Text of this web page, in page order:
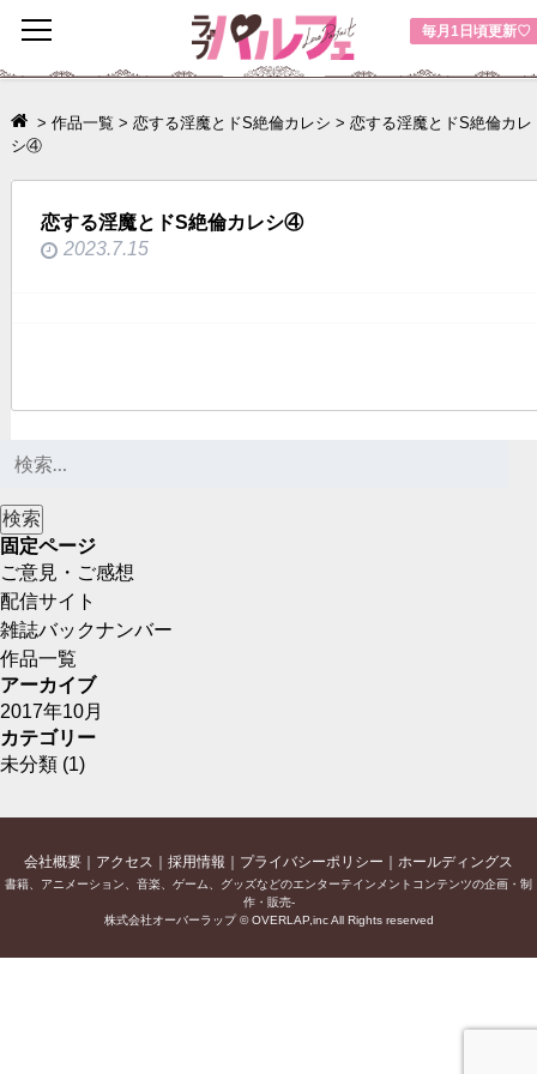
毎月1日頃更新♡
toggle
navigation
> 作品一覧 > 恋する淫魔とドS絶倫カレシ > 恋する淫魔とドS絶倫カレ
シ④
恋する淫魔とドS絶倫カレシ④
2023.7.15
固定ページ
ご意見・ご感想
配信サイト
雑誌バックナンバー
作品一覧
アーカイブ
2017年10月
カテゴリー
未分類 (1)
会社概要 アクセス 採用情報 プライバシーポリシー ホールディングス
書籍、アニメーション、音楽、ゲーム、グッズなどのエンターテインメントコンテンツの企画・制
作・販売-
株式会社オーバーラップ © OVERLAP,inc All Rights reserved